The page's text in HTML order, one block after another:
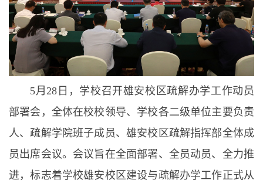
5月28日，学校召开雄安校区疏解办学工作动员
部署会，全体在校校领导、学校各二级单位主要负责
人、疏解学院班子成员、雄安校区疏解指挥部全体成
员出席会议。会议旨在全面部署、全员动员、全力推
进，标志着学校雄安校区建设与疏解办学工作正式从